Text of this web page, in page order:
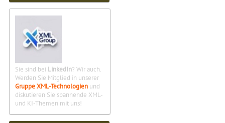
Sie sind bei LinkedIn? Wir auch.
Werden Sie Mitglied in unserer
Gruppe XML-Technologien und
diskutieren Sie spannende XML-
und KI-Themen mit uns!